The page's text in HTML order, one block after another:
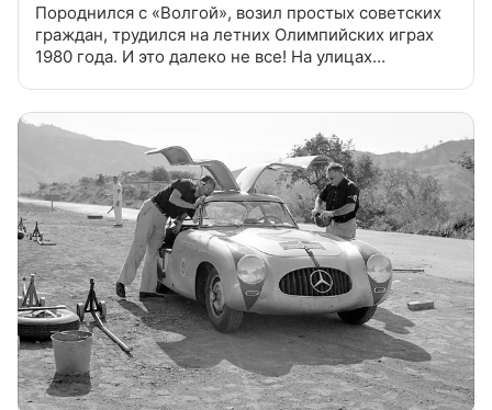
Породнился с «Волгой», возил простых советских
граждан, трудился на летних Олимпийских играх
1980 года. И это далеко не все! На улицах